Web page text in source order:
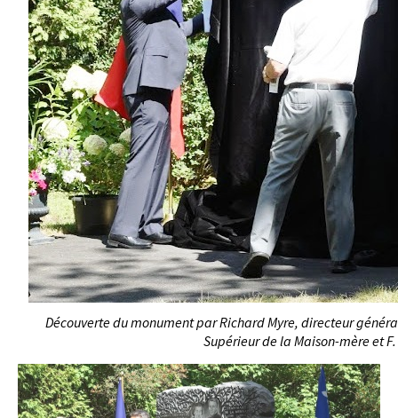
Découverte du monument par Richard Myre, directeur
Supérieur de la Maison-mère et